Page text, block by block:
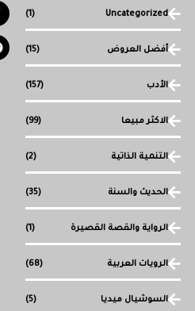
Uncategorized
(1)
أفضل العروض (15)
الأدب (157)
الاكثر مبيعا (99)
التنمية الذاتية (2)
الحديث والسنة (35)
الرواية والقصة القصيرة (1)
الرويات العربية (68)
السوشيال ميديا (5)